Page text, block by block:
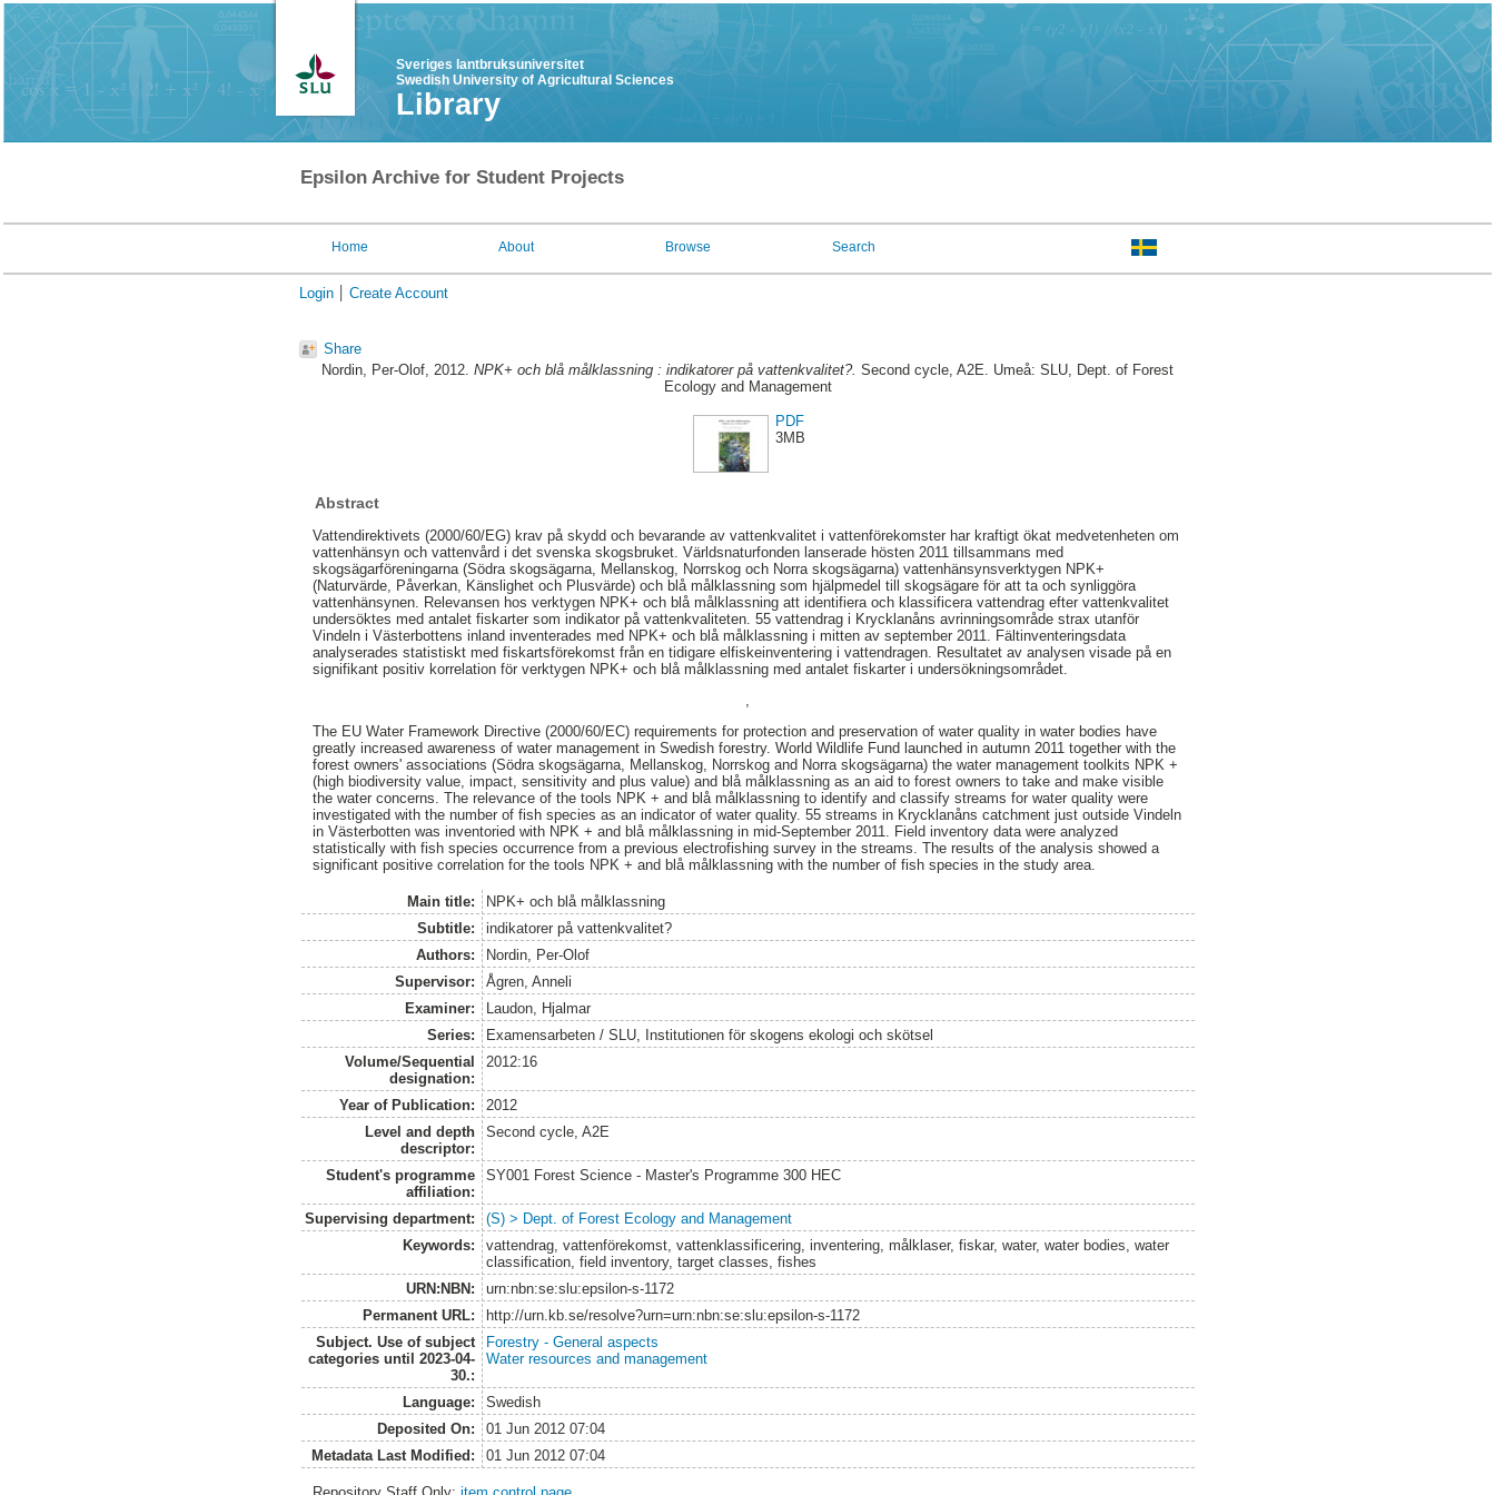
Sveriges lantbruksuniversitet
Swedish University of Agricultural Sciences
Library
Epsilon Archive for Student Projects
Home About Browse Search
Login Create Account
Share
Nordin, Per-Olof, 2012. NPK+ och blå målklassning : indikatorer på vattenkvalitet?. Second cycle, A2E. Umeå: SLU, Dept. of Forest
Ecology and Management
PDF
3MB
Abstract
Vattendirektivets (2000/60/EG) krav på skydd och bevarande av vattenkvalitet i vattenförekomster har kraftigt ökat medvetenheten om
vattenhänsyn och vattenvård i det svenska skogsbruket. Världsnaturfonden lanserade hösten 2011 tillsammans med
skogsägarföreningarna (Södra skogsägarna, Mellanskog, Norrskog och Norra skogsägarna) vattenhänsynsverktygen NPK+
(Naturvärde, Påverkan, Känslighet och Plusvärde) och blå målklassning som hjälpmedel till skogsägare för att ta och synliggöra
vattenhänsynen. Relevansen hos verktygen NPK+ och blå målklassning att identifiera och klassificera vattendrag efter vattenkvalitet
undersöktes med antalet fiskarter som indikator på vattenkvaliteten. 55 vattendrag i Krycklanåns avrinningsområde strax utanför
Vindeln i Västerbottens inland inventerades med NPK+ och blå målklassning i mitten av september 2011. Fältinventeringsdata
analyserades statistiskt med fiskartsförekomst från en tidigare elfiskeinventering i vattendragen. Resultatet av analysen visade på en
signifikant positiv korrelation för verktygen NPK+ och blå målklassning med antalet fiskarter i undersökningsområdet.
The EU Water Framework Directive (2000/60/EC) requirements for protection and preservation of water quality in water bodies have
greatly increased awareness of water management in Swedish forestry. World Wildlife Fund launched in autumn 2011 together with the
forest owners' associations (Södra skogsägarna, Mellanskog, Norrskog and Norra skogsägarna) the water management toolkits NPK +
(high biodiversity value, impact, sensitivity and plus value) and blå målklassning as an aid to forest owners to take and make visible
the water concerns. The relevance of the tools NPK + and blå målklassning to identify and classify streams for water quality were
investigated with the number of fish species as an indicator of water quality. 55 streams in Krycklanåns catchment just outside Vindeln
in Västerbotten was inventoried with NPK + and blå målklassning in mid-September 2011. Field inventory data were analyzed
statistically with fish species occurrence from a previous electrofishing survey in the streams. The results of the analysis showed a
significant positive correlation for the tools NPK + and blå målklassning with the number of fish species in the study area.
Main title:
NPK+ och blå målklassning
Subtitle:
indikatorer på vattenkvalitet?
Authors:
Nordin, Per-Olof
Supervisor:
Ågren, Anneli
Examiner:
Laudon, Hjalmar
Series:
Examensarbeten / SLU, Institutionen för skogens ekologi och skötsel
Volume/Sequential
designation:
2012:16
Year of Publication:
2012
Level and depth
descriptor:
Second cycle, A2E
Student's programme
affiliation:
SY001 Forest Science - Master's Programme 300 HEC
Supervising department:
(S) > Dept. of Forest Ecology and Management
Keywords:
vattendrag, vattenförekomst, vattenklassificering, inventering, målklaser, fiskar, water, water bodies, water
classification, field inventory, target classes, fishes
URN:NBN:
urn:nbn:se:slu:epsilon-s-1172
Permanent URL:
http://urn.kb.se/resolve?urn=urn:nbn:se:slu:epsilon-s-1172
Subject. Use of subject
categories until 2023-04-
30.:
Forestry - General aspects
Water resources and management
Language:
Swedish
Deposited On:
01 Jun 2012 07:04
Metadata Last Modified:
01 Jun 2012 07:04